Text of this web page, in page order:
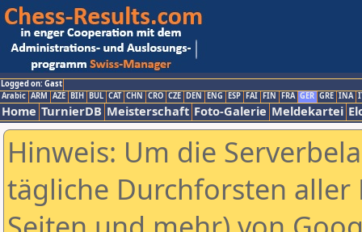
Logged on: Gast
Arabic ARM AZE BIH BUL CAT CHN CRO CZE DEN ENG ESP FAI FIN FRA GER GRE INA
Home TurnierDB Meisterschaft Foto-Galerie Meldekartei
Hinweis: Um die
tägliche Durchforsten aller